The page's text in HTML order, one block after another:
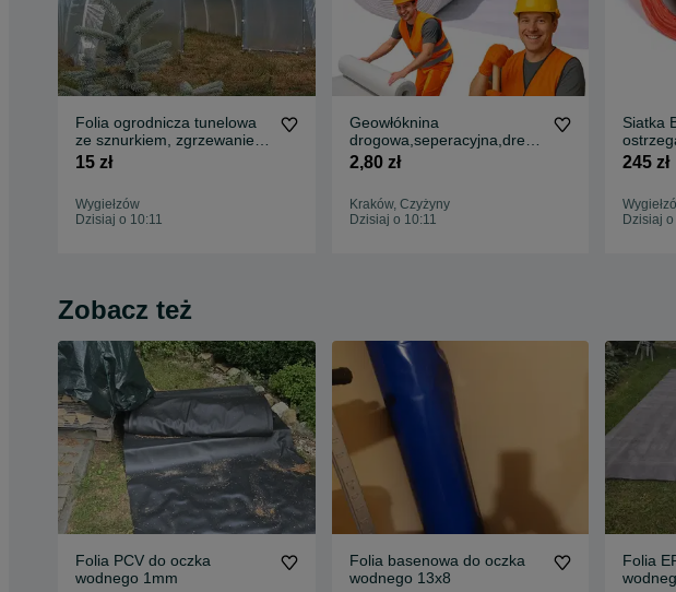
Folia ogrodnicza tunelowa
ze sznurkiem, zgrzewanie
15 zł
Wygiełzów
Dzisiaj o 10:11
Geowłóknina
drogowa,seperacyjna,drena
żowa,Najmocniejsza
1/2/3/4/5/6m.
2,80 zł
Kraków, Czyżyny
Dzisiaj o 10:11
Siatka
245 zł
Dzisiaj o
Zobacz też
Folia PCV do oczka
wodnego 1mm
Folia basenowa do oczka
wodnego 13x8
Folia